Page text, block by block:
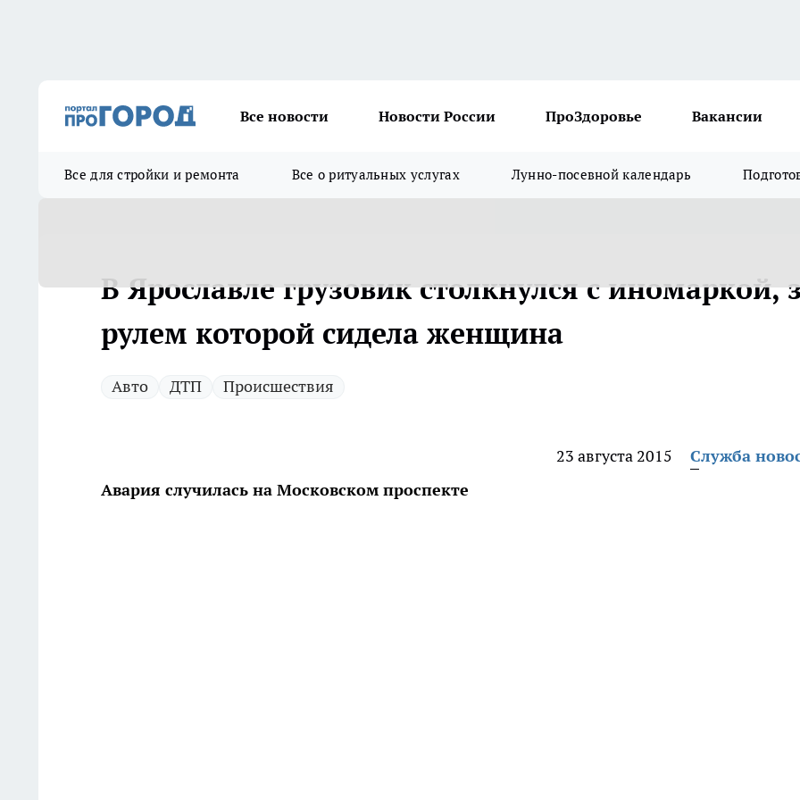
Все новости Новости России ПроЗдоровье Вакансии
Все для стройки и ремонта Все о ритуальных услугах Лунно-посевной календарь
В Ярославле грузовик столкнулся с иномаркой,
рулем которой сидела женщина
Авто ДТП Происшествия
23 августа 2015
Служба
Авария случилась на Московском проспекте